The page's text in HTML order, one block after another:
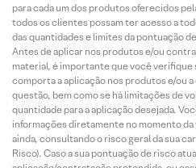
para cada um dos produtos oferecidos
todos os clientes possam ter acesso a
das quantidades e limites da pontuação
Antes de aplicar nos produtos e/ou
material, é importante que você verifique
comporta a aplicação nos produtos e/ou
questão, bem como se há limitações de
quantidade para a aplicação desejada.
informações diretamente no momento da
ainda, consultando o risco geral da sua
Risco). Caso a sua pontuação de risco